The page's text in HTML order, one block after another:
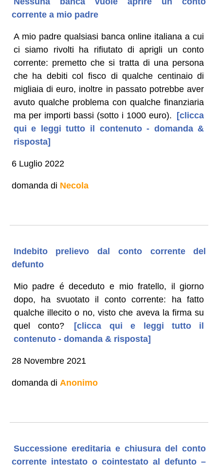
corrente a mio padre
A mio padre qualsiasi banca online italiana a cui
ci siamo rivolti ha rifiutato di aprigli un conto
corrente: premetto che si tratta di una persona
che ha debiti col fisco di qualche centinaio di
migliaia di euro, inoltre in passato potrebbe aver
avuto qualche problema con qualche finanziaria
ma per importi bassi (sotto i 1000 euro). [clicca
qui e leggi tutto il contenuto - domanda &
risposta]
6 Luglio 2022
domanda di Necola
Indebito prelievo dal conto corrente del
defunto
Mio padre é deceduto e mio fratello, il giorno
dopo, ha svuotato il conto corrente: ha fatto
qualche illecito o no, visto che aveva la firma su
quel conto?
[clicca qui e leggi tutto il
contenuto - domanda & risposta]
28 Novembre 2021
domanda di Anonimo
Successione ereditaria e chiusura del conto
corrente intestato o cointestato al defunto –